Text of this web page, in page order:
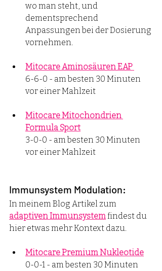
wo man steht, und
dementsprechend
Anpassungen bei der Dosierung
vornehmen.
Mitocare Aminosäuren EAP
6-6-0 - am besten 30 Minuten
vor einer Mahlzeit
Mitocare Mitochondrien
Formula Sport
3-0-0 - am besten 30 Minuten
vor einer Mahlzeit
Immunsystem Modulation:
In meinem Blog Artikel zum
adaptiven Immunsystem findest du
hier etwas mehr Kontext dazu.
Mitocare Premium Nukleotide
0-0-1 - am besten 30 Minuten